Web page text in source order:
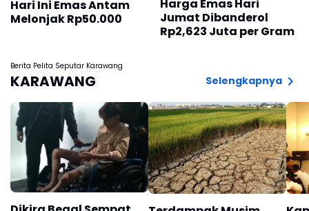
Hari Ini Emas Antam
Melonjak Rp50.000
Harga Emas Hari
Jumat Dibanderol
Rp2,623 Juta per Gram
Berita Pelita Seputar Karawang
KARAWANG Selengkapnya